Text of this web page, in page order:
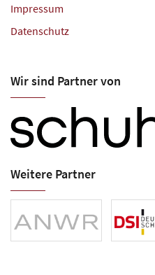
Impressum
Datenschutz
Wir sind Partner von
Weitere Partner